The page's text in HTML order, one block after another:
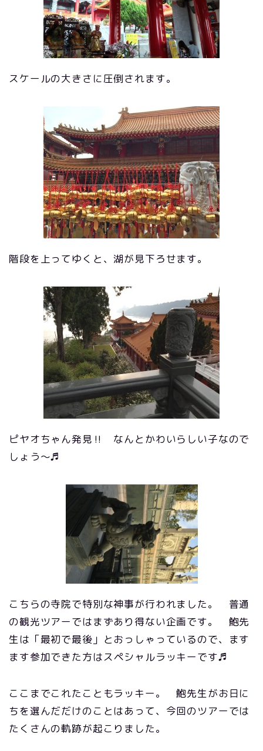
スケールの大きさに圧倒されます。
階段を上ってゆくと、湖が見下ろせます。
ピヤオちゃん発見‼ なんとかわいらしい子なので
しょう～♬
こちらの寺院で特別な神事が行われました。 普通
の観光ツアーではまずあり得ない企画です。 鮑先
生は「最初で最後」とおっしゃっているので、ます
ます参加できた方はスペシャルラッキーです♬
ここまでこれたこともラッキー。 鮑先生がお日に
ちを選んだだけのことはあって、今回のツアーでは
たくさんの軌跡が起こりました。